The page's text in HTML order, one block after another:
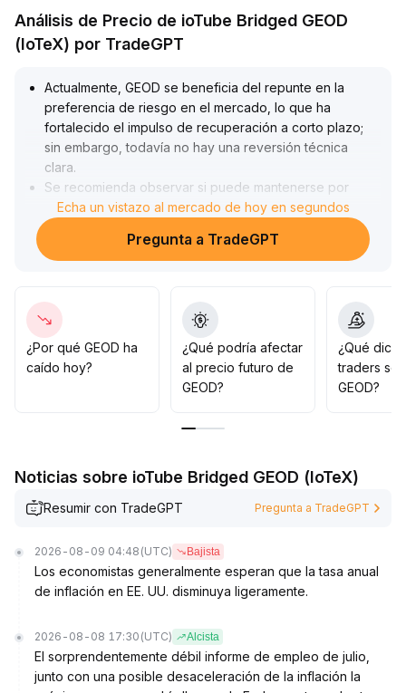
Análisis de Precio de ioTube Bridged GEOD
(IoTeX) por TradeGPT
Actualmente, GEOD se beneficia del repunte en la
preferencia de riesgo en el mercado, lo que ha
fortalecido el impulso de recuperación a corto plazo;
sin embargo, todavía no hay una reversión técnica
clara.
Se recomienda observar si puede mantenerse por
encima de los niveles de soporte a corto plazo (como
el rango de 2
Se sugiere realizar compras escalonadas solo después
de confirmar efectivamente la tendencia y controlar
estrictamente el stop-loss para evitar retrocesos
La planificación a mediano y largo plazo debe basarse
en cambios fundamentales futuros, para prevenir
Echa un vistazo al mercado de hoy en segundos
Pregunta a TradeGPT
¿Por qué GEOD ha
caído hoy?
¿Qué podría afectar
al precio futuro de
GEOD?
¿Qué
traders
GEOD?
Noticias sobre ioTube Bridged GEOD (IoTeX)
Resumir con TradeGPT Pregunta a TradeGPT
2026-08-09 04:48 (UTC) Bajista
Los economistas generalmente esperan que la tasa anual
de inflación en EE. UU. disminuya ligeramente.
2026-08-08 17:30 (UTC) Alcista
El sorprendentemente débil informe de empleo de julio,
junto con una posible desaceleración de la inflación la